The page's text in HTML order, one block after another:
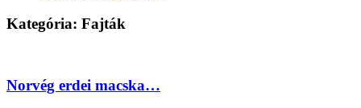
Kategória: Fajták
Norvég erdei macska…